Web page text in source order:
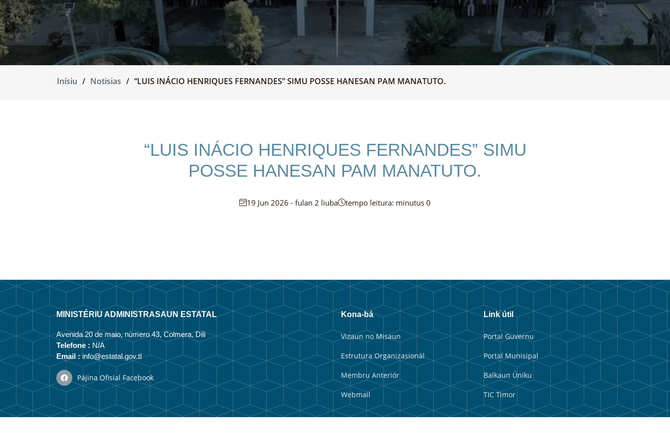
Inísiu Notisias “LUIS INÁCIO HENRIQUES FERNANDES” SIMU POSSE HANESAN PAM MANATUTO.
“LUIS INÁCIO HENRIQUES FERNANDES” SIMU
POSSE HANESAN PAM MANATUTO.
19 Jun 2026 - fulan 2 liuba tempo leitura: minutus 0
MINISTÉRIU ADMINISTRASAUN ESTATAL
Avenida 20 de maio, número 43, Colmera, Dili
Telefone : N/A
Email :info@estatal.gov.tl
Pájina Ofisial Facebook
Kona-bá
Vizaun no Misaun
Estrutura Organizasionál
Membru Anteriór
Webmail
Link útil
Portal Guvernu
Portal Munisipal
Balkaun Úniku
TIC Timor